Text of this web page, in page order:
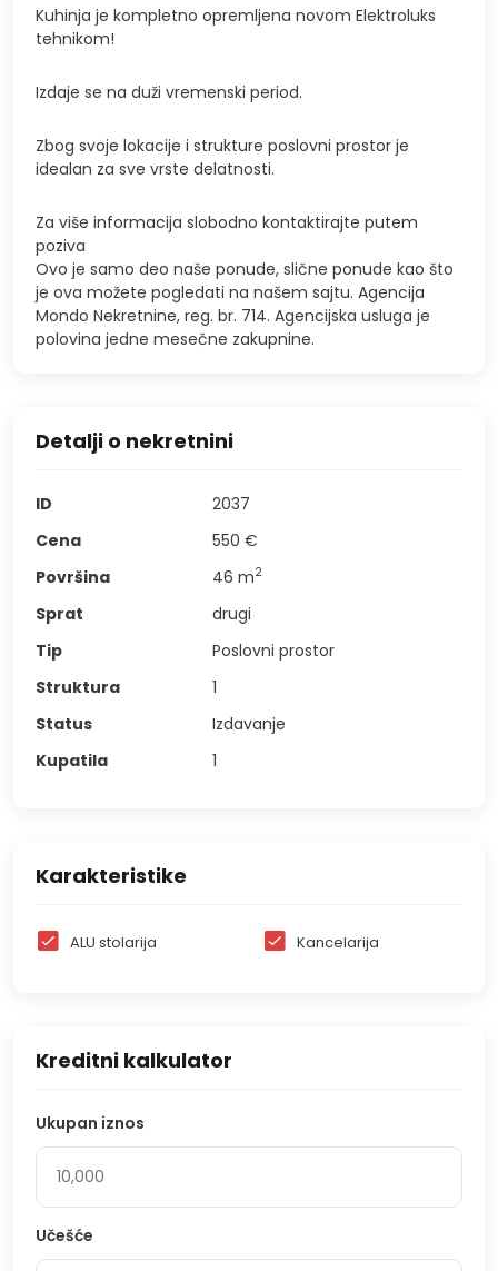
Kuhinja je kompletno opremljena novom Elektroluks
tehnikom!
Izdaje se na duži vremenski period.
Zbog svoje lokacije i strukture poslovni prostor je
idealan za sve vrste delatnosti.
Za više informacija slobodno kontaktirajte putem
poziva
Ovo je samo deo naše ponude, slične ponude kao što
je ova možete pogledati na našem sajtu. Agencija
Mondo Nekretnine, reg. br. 714. Agencijska usluga je
polovina jedne mesečne zakupnine.
Detalji o nekretnini
ID
2037
Cena
550 €
Površina
46 m2
Sprat
drugi
Tip
Poslovni prostor
Struktura
1
Status
Izdavanje
Kupatila
1
Karakteristike
ALU stolarija Kancelarija
Kreditni kalkulator
Ukupan iznos
Učešće